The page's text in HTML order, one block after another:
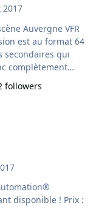
Auvergne VFR
secondaires qui
complètement
modifiée va
pour ne
développer dés
profiter de
followers
! Prix :